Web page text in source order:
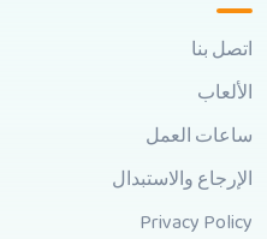
اتصل بنا
الألعاب
ساعات العمل
الإرجاع والاستبدال
Privacy Policy